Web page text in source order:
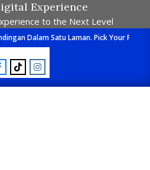
Experience
to the Next Level
Dalam Satu Laman. Pick Your